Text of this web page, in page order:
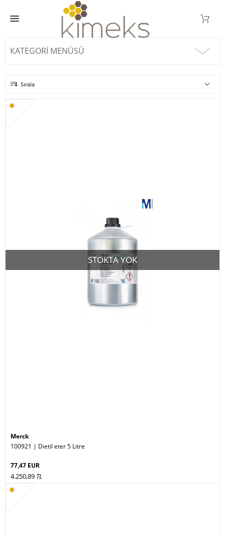
KATEGORI MENÜSÜ
Sırala
STOKTA YOK
Merck
100921 | Dietil eter 5 Litre
77,47 EUR
4.250,89 TL